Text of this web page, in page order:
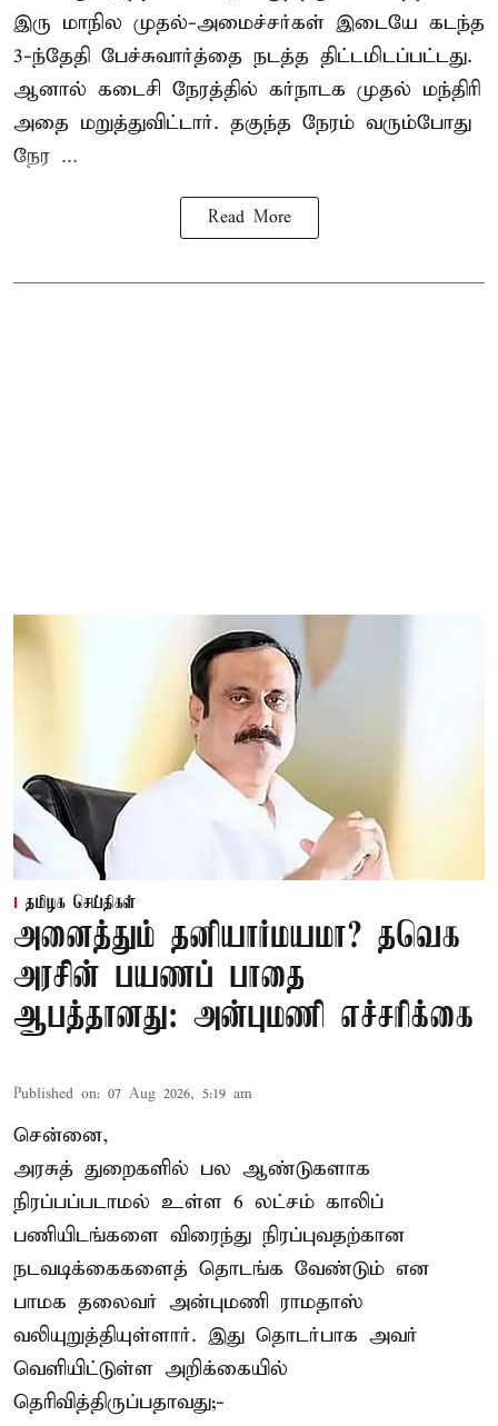
இரு மாநில முதல்-அமைச்சர்கள் இடையே கடந்த
3-ந்தேதி பேச்சுவார்த்தை நடத்த திட்டமிடப்பட்டது.
ஆனால் கடைசி நேரத்தில் கர்நாடக முதல் மந்திரி
அதை மறுத்துவிட்டார். தகுந்த நேரம் வரும்போது
நேர ...
Read More
தமிழக செய்திகள்
அனைத்தும் தனியார்மயமா? தவெக
அரசின் பயணப் பாதை
ஆபத்தானது: அன்புமணி எச்சரிக்கை
Published on: 07 Aug 2026, 5:19 am
சென்னை,
அரசுத் துறைகளில் பல ஆண்டுகளாக
நிரப்பப்படாமல் உள்ள 6 லட்சம் காலிப்
பணியிடங்களை விரைந்து நிரப்புவதற்கான
நடவடிக்கைகளைத் தொடங்க வேண்டும் என
பாமக தலைவர் அன்புமணி ராமதாஸ்
வலியுறுத்தியுள்ளார். இது தொடர்பாக அவர்
வெளியிட்டுள்ள அறிக்கையில்
தெரிவித்திருப்பதாவது;-